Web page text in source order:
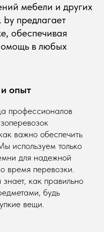
мебели и других
предлагает
обеспечивая
в любых
опыт
профессионалов
важно обеспечить
используем только
для надежной
время перевозки.
как правильно
будь
вещи.